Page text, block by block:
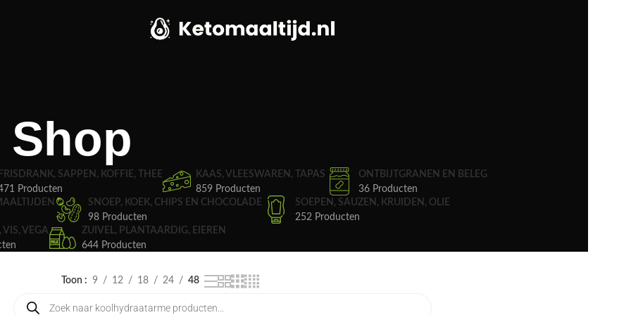
Shop
FRISDRANK, SAPPEN, KOFFIE, THEE
Producten
KAAS, VLEESWAREN, TAPAS
859 Producten
ONTBIJTGRANEN EN BELEG
36 Producten
SNOEP, KOEK, CHIPS EN CHOCOLADE
98 Producten
SOEPEN, SAUZEN, KRUIDEN, OLIE
252 Producten
VIS, VEGA
ZUIVEL, PLANTAARDIG, EIEREN
644 Producten
Toon 9 12 18 24 48